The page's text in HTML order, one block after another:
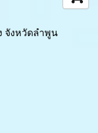
จังหวัดลำพูน